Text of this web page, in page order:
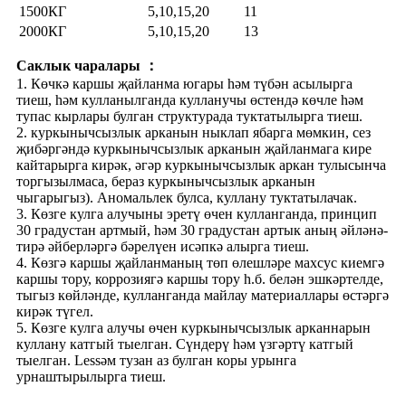
1500КГ
5,10,15,20
11
2000КГ
5,10,15,20 13
Саклык чаралары ：
1. Көчкә каршы җайланма югары һәм түбән асылырга
тиеш, һәм кулланылганда кулланучы өстендә көчле һәм
тупас кырлары булган структурада туктатылырга тиеш.
2. куркынычсызлык арканын ныклап ябарга мөмкин, сез
җибәргәндә куркынычсызлык арканын җайланмага кире
кайтарырга кирәк, әгәр куркынычсызлык аркан тулысынча
торгызылмаса, бераз куркынычсызлык арканын
чыгарыгыз). Аномальлек булса, куллану туктатылачак.
3. Көзге кулга алучыны эретү өчен кулланганда, принцип
30 градустан артмый, һәм 30 градустан артык аның әйләнә-
тирә әйберләргә бәрелүен исәпкә алырга тиеш.
4. Көзгә каршы җайланманың төп өлешләре махсус киемгә
каршы тору, коррозиягә каршы тору һ.б. белән эшкәртелде,
тыгыз көйләнде, кулланганда майлау материаллары өстәргә
кирәк түгел.
5. Көзге кулга алучы өчен куркынычсызлык арканнарын
куллану катгый тыелган. Сүндерү һәм үзгәртү катгый
тыелган. Lessәм тузан аз булган коры урынга
урнаштырылырга тиеш.